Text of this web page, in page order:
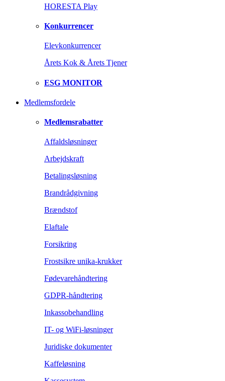
HORESTA Play
Konkurrencer
Elevkonkurrencer
Årets Kok & Årets Tjener
ESG MONITOR
Medlemsfordele
Medlemsrabatter
Affaldsløsninger
Arbejdskraft
Betalingsløsning
Brandrådgivning
Brændstof
Elaftale
Forsikring
Frostsikre unika-krukker
Fødevarehåndtering
GDPR-håndtering
Inkassobehandling
IT- og WiFi-løsninger
Juridiske dokumenter
Kaffeløsning